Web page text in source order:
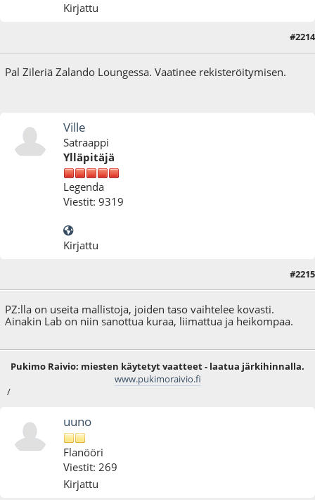
Kirjattu
#2214
Pal Zileriä Zalando Loungessa. Vaatinee rekisteröitymisen.
Ville
Satraappi
Ylläpitäjä
Legenda
Viestit: 9319
Kirjattu
#2215
PZ:lla on useita mallistoja, joiden taso vaihtelee kovasti.
Ainakin Lab on niin sanottua kuraa, liimattua ja heikompaa.
Pukimo Raivio: miesten käytetyt vaatteet - laatua järkihinnalla.
www.pukimoraivio.fi
/
uuno
Flanööri
Viestit: 269
Kirjattu